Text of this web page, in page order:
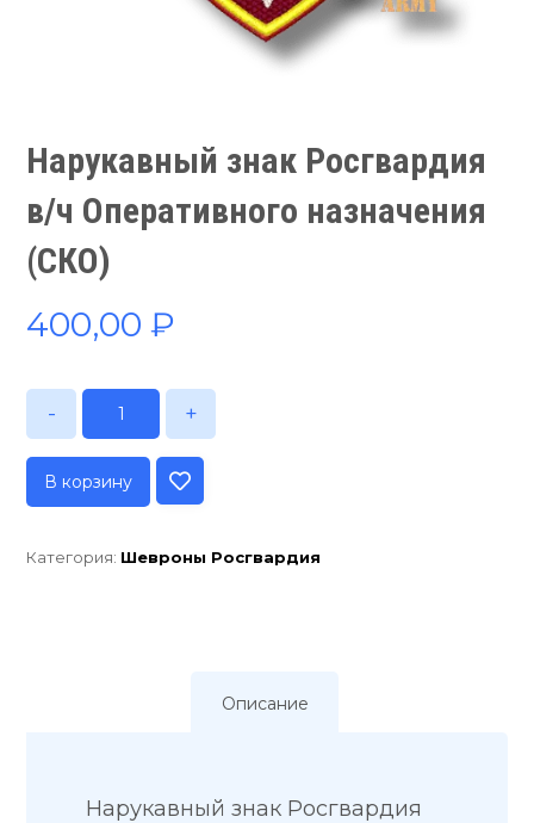
Нарукавный знак Росгвардия
в/ч Оперативного назначения
(СКО)
400,00₽
- +
В корзину
Категория: Шевроны Росгвардия
Описание
Нарукавный знак Росгвардия